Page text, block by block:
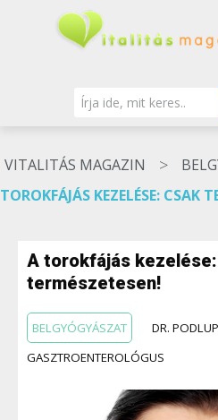
VITALITÁS MAGAZIN >
TOROKFÁJÁS KEZELÉSE: CSAK
A torokfájás
természetesen!
BELGYÓGYÁSZAT
DR.
GASZTROENTEROLÓGUS